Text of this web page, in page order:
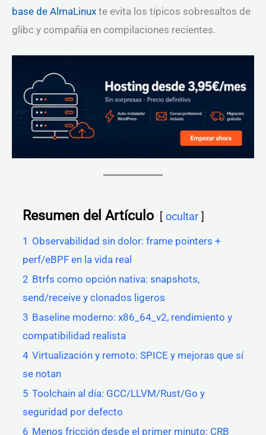
base de AlmaLinux te evita los típicos sobresaltos de
glibc y compañía en compilaciones recientes.
Resumen del Artículo ocultar
1 Observabilidad sin dolor: frame pointers +
perf/eBPF en la vida real
2 Btrfs como opción nativa: snapshots,
send/receive y clonados ligeros
3 Baseline moderno: x86_64_v2, rendimiento y
compatibilidad realista
4 Virtualización y remoto: SPICE y mejoras que sí
se notan
5 Toolchain al día: GCC/LLVM/Rust/Go y
seguridad por defecto
6 Menos fricción desde el primer minuto: CRB